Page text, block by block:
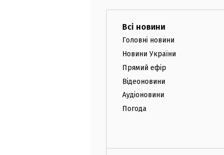
Всі новини
Головні новини
Новини України
Прямий ефір
Відеоновини
Аудіоновини
Погода